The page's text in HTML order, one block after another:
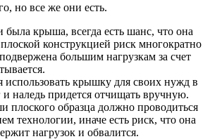
но все же они есть.
крыша, всегда есть шанс, что она
конструкцией риск многократно
большим нагрузкам за счет
использовать крышку для своих нужд в
наледь придется отчищать вручную.
плоского образца должно проводиться
технологии, иначе есть риск, что она
нагрузок и обвалится.